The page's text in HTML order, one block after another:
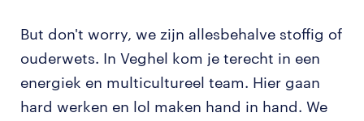
But don't worry, we zijn allesbehalve stoffig of
ouderwets. In Veghel kom je terecht in een
energiek en multicultureel team. Hier gaan
hard werken en lol maken hand in hand. We